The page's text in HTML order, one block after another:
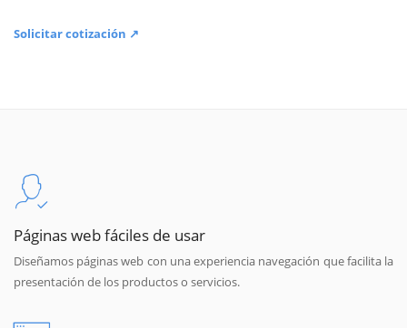
Solicitar cotización ↗
Páginas web fáciles de usar
Diseñamos páginas web con una experiencia navegación que facilita la
presentación de los productos o servicios.